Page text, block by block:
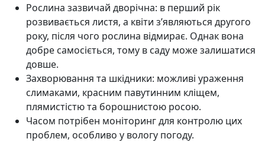
Рослина зазвичай дворічна: в перший рік
розвивається листя, а квіти з’являються другого
року, після чого рослина відмирає. Однак вона
добре самосіється, тому в саду може залишатися
довше.
Захворювання та шкідники: можливі ураження
слимаками, красним павутинним кліщем,
плямистістю та борошнистою росою.
Часом потрібен моніторинг для контролю цих
проблем, особливо у вологу погоду.